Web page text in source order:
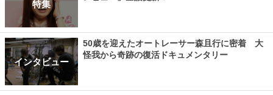
特集
インタビュー
50歳を迎えたオートレーサー森且行に密着 大
怪我から奇跡の復活ドキュメンタリー